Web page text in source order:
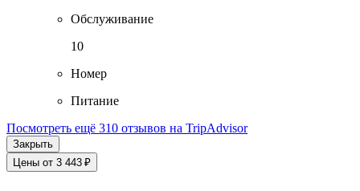
Обслуживание
10
Номер
Питание
Посмотреть ещё 310 отзывов на TripAdvisor
Закрыть
Цены от 3 443 ₽